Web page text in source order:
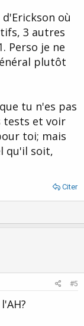
où
3 autres
Perso je ne
plutôt
tu n'es pas
tests et voir
toi; mais
qu'il soit,
Citer
#5